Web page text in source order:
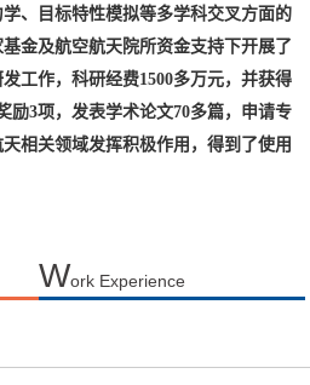
、目标特性模拟等多学科交叉方面的
金及航空航天院所资金支持下开展了
工作，科研经费1500多万元，并获得
励3项，发表学术论文70多篇，申请专
相关领域发挥积极作用，得到了使用
Work Experience